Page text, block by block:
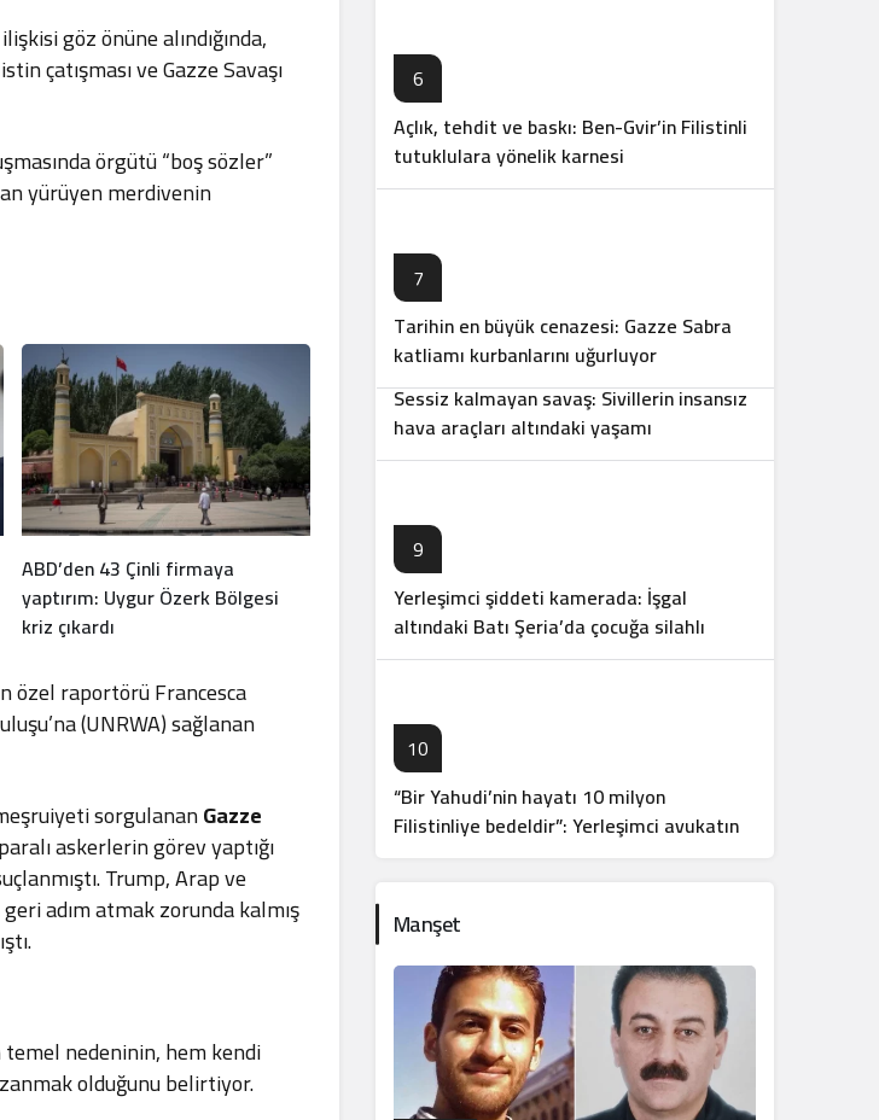
göz önüne alındığında,
çatışması ve Gazze Savaşı
örgütü “boş sözler”
yürüyen merdivenin
ABD’den 43 Çinli firmaya
yaptırım: Uygur Özerk Bölgesi
kriz çıkardı
özel raportörü Francesca
(UNRWA) sağlanan
sorgulananGazze
askerlerin görev yaptığı
Trump, Arap ve
adım atmak zorunda kalmış
nedeninin, hem kendi
olduğunu belirtiyor.
6
Açlık, tehdit ve baskı: Ben-Gvir’in Filistinli
tutuklulara yönelik karnesi
7
Tarihin en büyük cenazesi: Gazze Sabra
katliamı kurbanlarını uğurluyor
8
Sessiz kalmayan savaş: Sivillerin insansız
hava araçları altındaki yaşamı
9
Yerleşimci şiddeti kamerada: İşgal
altındaki Batı Şeria’da çocuğa silahlı
saldırı
10
“Bir Yahudi’nin hayatı 10 milyon
Filistinliye bedeldir”: Yerleşimci avukatın
Manşet